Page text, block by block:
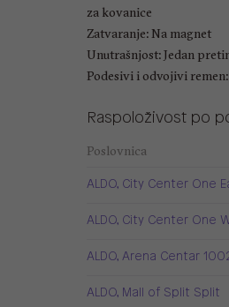
za kovanice
Zatvaranje: Na magnet
Unutrašnjost: Jedan
Podesivi i odvojivi
Raspoloživost po
Poslovnica
ALDO, City Center One
ALDO, City Center One
ALDO, Arena Centar
ALDO, Mall of Split Split